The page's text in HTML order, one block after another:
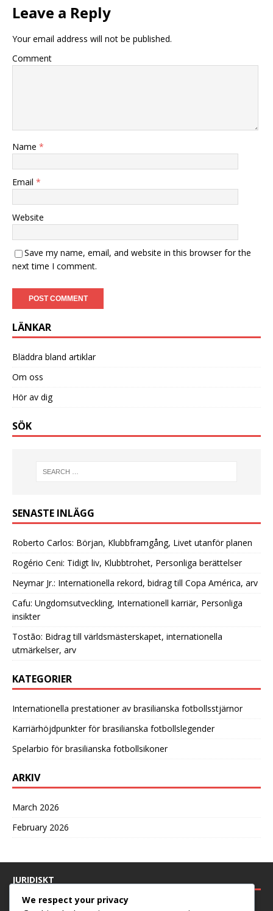
Leave a Reply
Your email address will not be published.
Comment
Name *
Email *
Website
Save my name, email, and website in this browser for the
next time I comment.
LÄNKAR
Bläddra bland artiklar
Om oss
Hör av dig
SÖK
SENASTE INLÄGG
Roberto Carlos: Början, Klubbframgång, Livet utanför planen
Rogério Ceni: Tidigt liv, Klubbtrohet, Personliga berättelser
Neymar Jr.: Internationella rekord, bidrag till Copa América, arv
Cafu: Ungdomsutveckling, Internationell karriär, Personliga
insikter
Tostão: Bidrag till världsmästerskapet, internationella
utmärkelser, arv
KATEGORIER
Internationella prestationer av brasilianska fotbollsstjärnor
Karriärhöjdpunkter för brasilianska fotbollslegender
Spelarbio för brasilianska fotbollsikoner
ARKIV
March 2026
February 2026
JURIDISKT
Dataskyddspolicy
We respect your privacy